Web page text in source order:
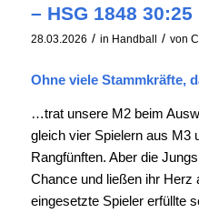
– HSG 1848 30:25
28.03.2026 / in Handball / von
Ohne viele Stammkräfte,
…trat unsere M2 beim
gleich vier Spielern aus M3
Rangfünften. Aber die
Chance und ließen ihr Herz
eingesetzte Spieler erfüllte